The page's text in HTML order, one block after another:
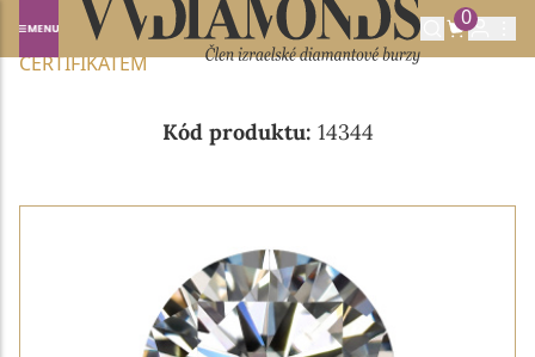
0
Domů NABÍDKA DIAMANTŮ
0.43CT D/VVS1 S GIA
CERTIFIKÁTEM
Kód produktu: 14344